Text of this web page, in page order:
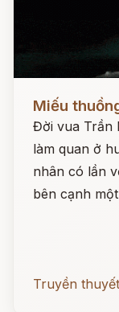
Đọc ngay
Miếu
Đời vua Trần
làm quan ở
nhân có lần
bên cạnh
Truyền